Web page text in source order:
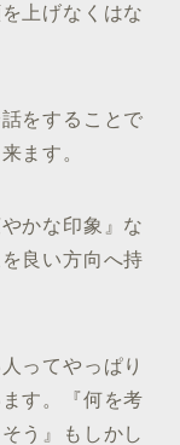
上げなくはな
をすることで
ます。
かな印象』な
良い方向へ持
ってやっぱり
す。『何を考
う』もしかし